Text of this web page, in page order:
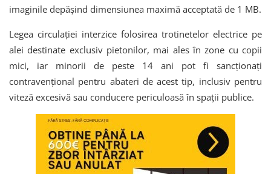
imaginile depășind dimensiunea maximă acceptată de 1 MB.
Legea circulației interzice folosirea trotinetelor electrice pe
alei destinate exclusiv pietonilor, mai ales în zone cu copii
mici, iar minorii de peste 14 ani pot fi sancționați
contravențional pentru abateri de acest tip, inclusiv pentru
viteză excesivă sau conducere periculoasă în spații publice.